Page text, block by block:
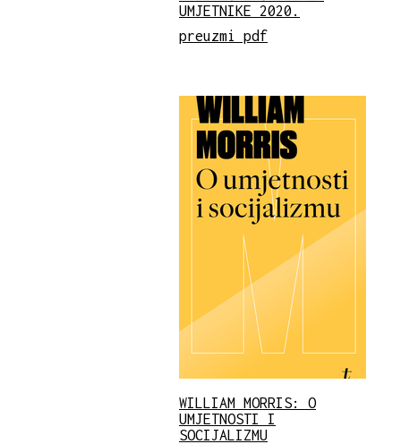
UMJETNIKE 2020.
preuzmi pdf
WILLIAM MORRIS: O
UMJETNOSTI I
SOCIJALIZMU